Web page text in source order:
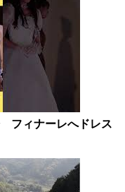
フィナーレへドレス